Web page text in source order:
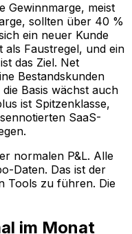
Gewinnmarge, meist
sollten über 40 %
ein neuer Kunde
als Faustregel, und ein
das Ziel. Net
Bestandskunden
Basis wächst auch
ist Spitzenklasse,
SaaS-
normalen P&L. Alle
Daten. Das ist der
Tools zu führen. Die
im Monat